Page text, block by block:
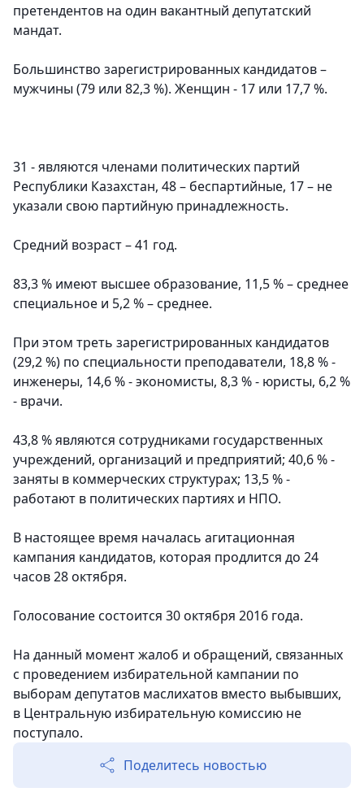
претендентов на один вакантный депутатский
мандат.
Большинство зарегистрированных кандидатов –
мужчины (79 или 82,3 %). Женщин - 17 или 17,7 %.
31 - являются членами политических партий
Республики Казахстан, 48 – беспартийные, 17 – не
указали свою партийную принадлежность.
Средний возраст – 41 год.
83,3 % имеют высшее образование, 11,5 % – среднее
специальное и 5,2 % – среднее.
При этом треть зарегистрированных кандидатов
(29,2 %) по специальности преподаватели, 18,8 % -
инженеры, 14,6 % - экономисты, 8,3 % - юристы, 6,2 %
- врачи.
43,8 % являются сотрудниками государственных
учреждений, организаций и предприятий; 40,6 % -
заняты в коммерческих структурах; 13,5 % -
работают в политических партиях и НПО.
В настоящее время началась агитационная
кампания кандидатов, которая продлится до 24
часов 28 октября.
Голосование состоится 30 октября 2016 года.
На данный момент жалоб и обращений, связанных
с проведением избирательной кампании по
выборам депутатов маслихатов вместо выбывших,
в Центральную избирательную комиссию не
поступало.
Поделитесь новостью